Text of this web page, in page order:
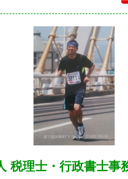
税理士・行政書士事